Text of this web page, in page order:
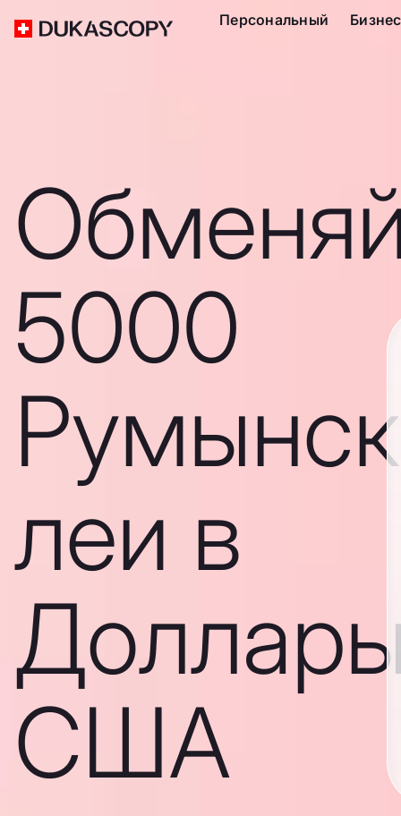
Персональный Бизнес
5000
леи в
США